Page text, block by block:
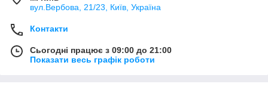
вул.Вербова, 21/23, Київ, Україна
Контакти
Сьогодні працює з 09:00 до 21:00
Показати весь графік роботи